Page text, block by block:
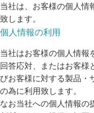
当社は、お客様の個人情
致します。
個人情報の利用
当社はお客様の個人情報
回答応対、またはお客様
びお客様に対する製品・
の為に利用致します。
なお当社への個人情報の